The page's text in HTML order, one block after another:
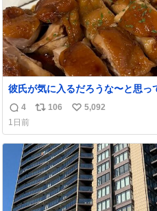
彼氏が気に入るだろうな〜と思っ
想像の何倍も美味しい美味しい言
嬉しい
返
信
数
4
リ
ス
ト
数
106
い
ね
数
5,092
1日前